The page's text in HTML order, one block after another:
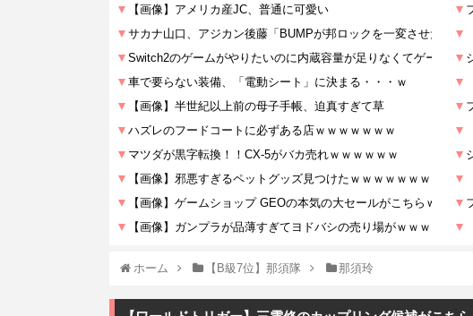
ホーム 【B級7位】那須隊 那須玲